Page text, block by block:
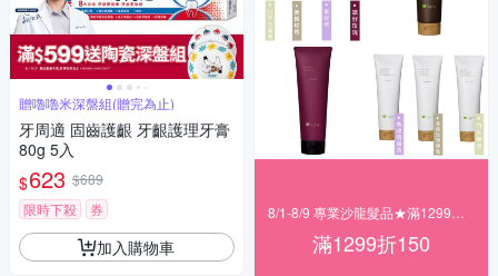
贈嚕嚕米深盤組(贈完為止)
牙周適 固齒護齦 牙齦護理牙膏
80g 5入
$623 $689
限時下殺
券
加入購物車 滿1299折150